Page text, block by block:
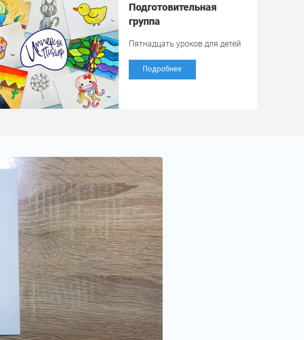
Подготовительная
группа
Пятнадцать уроков для детей
Подробнее